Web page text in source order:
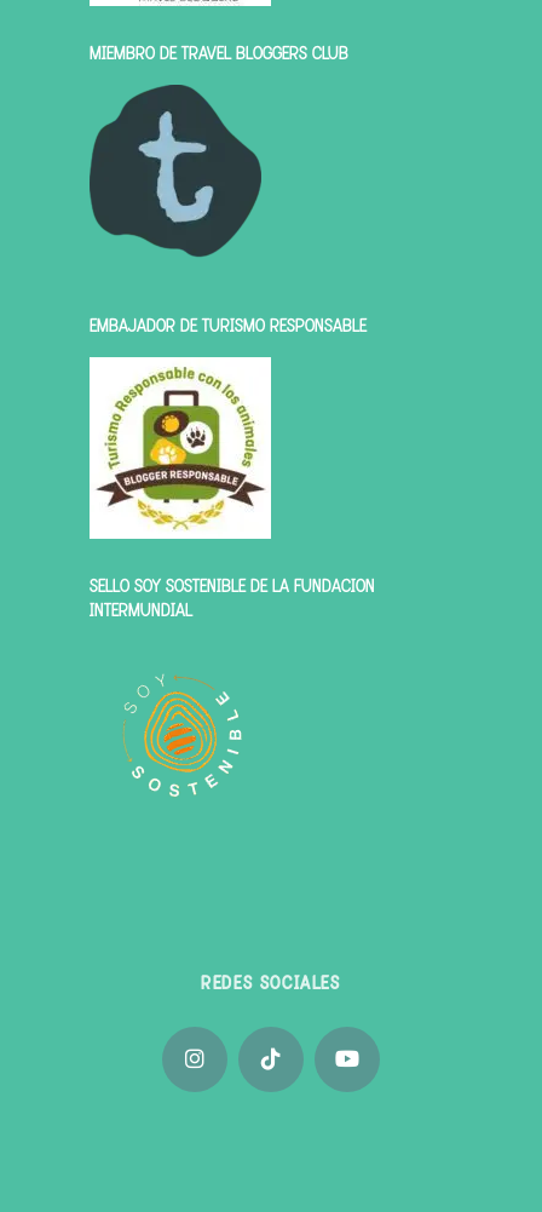
MIEMBRO DE TRAVEL BLOGGERS CLUB
EMBAJADOR DE TURISMO RESPONSABLE
SELLO SOY SOSTENIBLE DE LA FUNDACIÓN
INTERMUNDIAL
REDES SOCIALES